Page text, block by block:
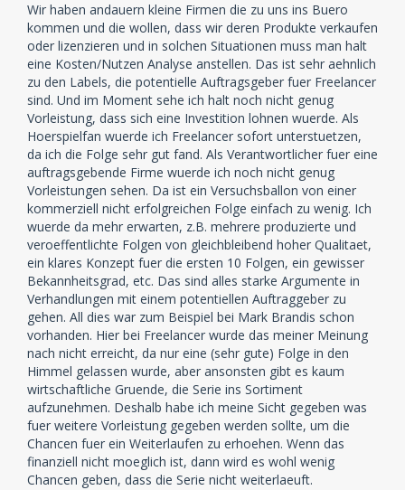
Wir haben andauern kleine Firmen die zu uns ins Buero
kommen und die wollen, dass wir deren Produkte verkaufen
oder lizenzieren und in solchen Situationen muss man halt
eine Kosten/Nutzen Analyse anstellen. Das ist sehr aehnlich
zu den Labels, die potentielle Auftragsgeber fuer Freelancer
sind. Und im Moment sehe ich halt noch nicht genug
Vorleistung, dass sich eine Investition lohnen wuerde. Als
Hoerspielfan wuerde ich Freelancer sofort unterstuetzen,
da ich die Folge sehr gut fand. Als Verantwortlicher fuer eine
auftragsgebende Firme wuerde ich noch nicht genug
Vorleistungen sehen. Da ist ein Versuchsballon von einer
kommerziell nicht erfolgreichen Folge einfach zu wenig. Ich
wuerde da mehr erwarten, z.B. mehrere produzierte und
veroeffentlichte Folgen von gleichbleibend hoher Qualitaet,
ein klares Konzept fuer die ersten 10 Folgen, ein gewisser
Bekannheitsgrad, etc. Das sind alles starke Argumente in
Verhandlungen mit einem potentiellen Auftraggeber zu
gehen. All dies war zum Beispiel bei Mark Brandis schon
vorhanden. Hier bei Freelancer wurde das meiner Meinung
nach nicht erreicht, da nur eine (sehr gute) Folge in den
Himmel gelassen wurde, aber ansonsten gibt es kaum
wirtschaftliche Gruende, die Serie ins Sortiment
aufzunehmen. Deshalb habe ich meine Sicht gegeben was
fuer weitere Vorleistung gegeben werden sollte, um die
Chancen fuer ein Weiterlaufen zu erhoehen. Wenn das
finanziell nicht moeglich ist, dann wird es wohl wenig
Chancen geben, dass die Serie nicht weiterlaeuft.